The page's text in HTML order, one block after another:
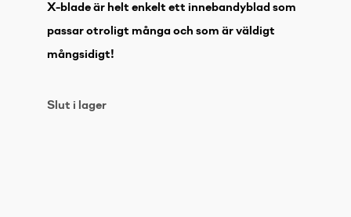
X-blade är helt enkelt ett innebandyblad som
passar otroligt många och som är väldigt
mångsidigt!
Slut i lager